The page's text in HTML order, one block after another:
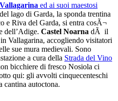
Vallagarina ed ai suoi maestosi
lago di Garda, la sponda trentina
e Riva del Garda, si entra cosÃ¬
dell’Adige. Castel Noarna dÃ il
Vallagarina, accogliendo visitatori
sue mura medievali. Sono
a cura della Strada del Vino
bicchiere di fresco Nosiola ci
qui: gli avvolti cinquecenteschi
cantina autoctona.